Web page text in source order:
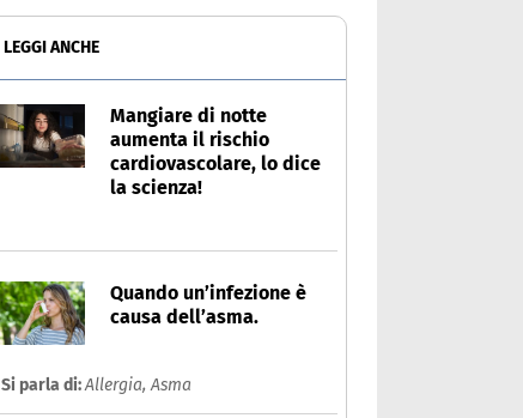
LEGGI ANCHE
Mangiare di notte
aumenta il rischio
cardiovascolare, lo dice
la scienza!
Quando un’infezione è
causa dell’asma.
Si parla di:Allergia,Asma